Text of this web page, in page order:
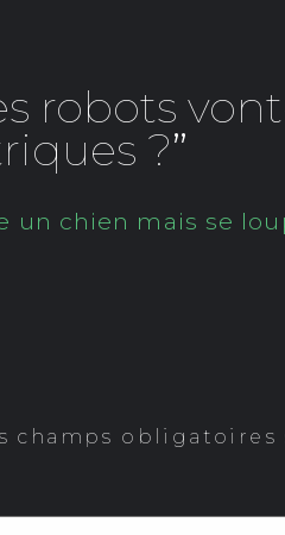
robots
?”
un chien mais se
champs